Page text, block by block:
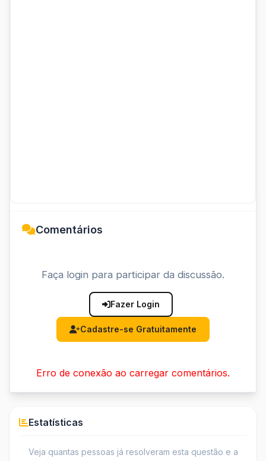
Comentários
Faça login para participar da discussão.
Fazer Login
Cadastre-se Gratuitamente
Erro de conexão ao carregar comentários.
Estatísticas
Veja quantas pessoas já resolveram esta questão e a